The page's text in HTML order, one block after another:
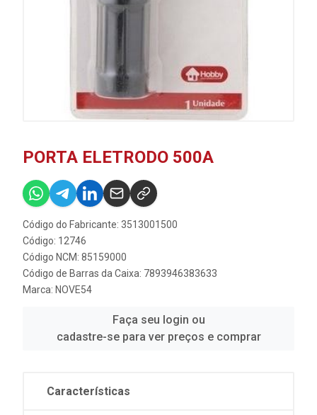
PORTA ELETRODO 500A
Código do Fabricante: 3513001500
Código: 12746
Código NCM: 85159000
Código de Barras da Caixa: 7893946383633
Marca: NOVE54
Faça seu login ou
cadastre-se para ver preços e comprar
Características